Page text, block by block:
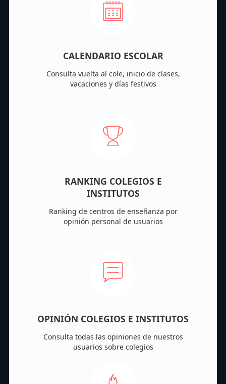
CALENDARIO ESCOLAR
Consulta vuelta al cole, inicio de clases,
vacaciones y días festivos
RANKING COLEGIOS E
INSTITUTOS
Ranking de centros de enseñanza por
opinión personal de usuarios
OPINIÓN COLEGIOS E INSTITUTOS
Consulta todas las opiniones de nuestros
usuarios sobre colegios